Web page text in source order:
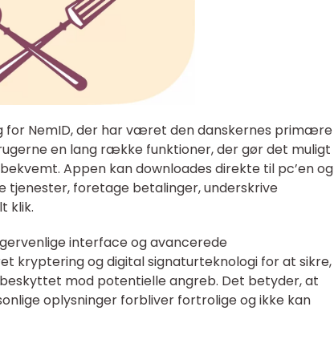
for NemID, der har været den danskernes primære
en lang række funktioner, der gør det muligt
Appen kan downloades direkte til pc’en og
tjenester, foretage betalinger, underskrive
klik.
interface og avancerede
kryptering og digital signaturteknologi for at sikre,
mod potentielle angreb. Det betyder, at
oplysninger forbliver fortrolige og ikke kan